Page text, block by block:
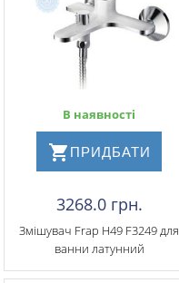
В наявності
ПРИДБАТИ
3268.0 грн.
Змішувач Frap H49 F3249 для
ванни латунний